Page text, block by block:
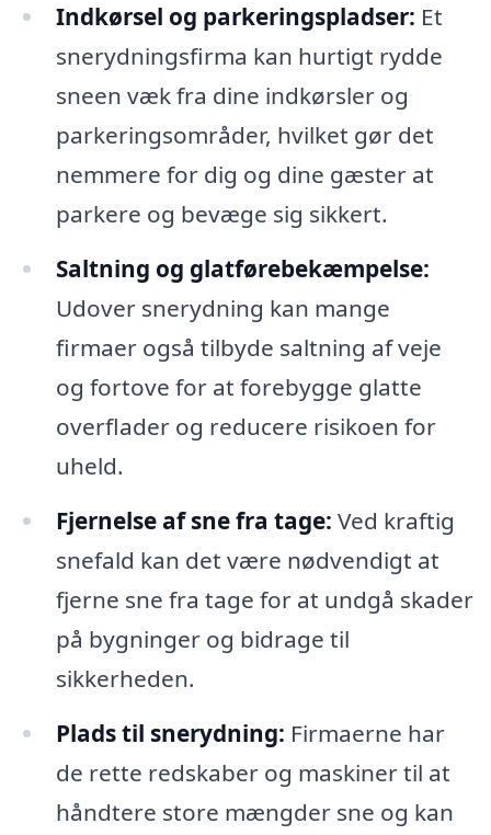
Indkørsel og parkeringspladser: Et
snerydningsfirma kan hurtigt rydde
sneen væk fra dine indkørsler og
parkeringsområder, hvilket gør det
nemmere for dig og dine gæster at
parkere og bevæge sig sikkert.
Saltning og glatførebekæmpelse:
Udover snerydning kan mange
firmaer også tilbyde saltning af veje
og fortove for at forebygge glatte
overflader og reducere risikoen for
uheld.
Fjernelse af sne fra tage: Ved kraftig
snefald kan det være nødvendigt at
fjerne sne fra tage for at undgå skader
på bygninger og bidrage til
sikkerheden.
Plads til snerydning: Firmaerne har
de rette redskaber og maskiner til at
håndtere store mængder sne og kan